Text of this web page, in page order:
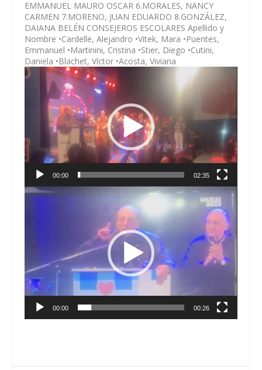
EMMANUEL MAURO OSCAR 6.MORALES, NANCY
CARMEN 7.MORENO, JUAN EDUARDO 8.GONZÁLEZ,
DAIANA BELÉN CONSEJEROS ESCOLARES Apellido y
Nombre •Cardelle, Alejandro •Vitek, Mara •Puentes,
Emmanuel •Martinini, Cristina •Stier, Diego •Cutini,
Daniela •Blachet, Víctor •Acosta, Viviana
Reproductor
de
00:00 02:35
Reproductor
00:00 00:26